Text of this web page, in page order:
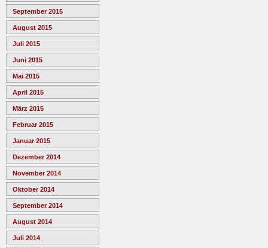
September 2015
August 2015
Juli 2015
Juni 2015
Mai 2015
April 2015
März 2015
Februar 2015
Januar 2015
Dezember 2014
November 2014
Oktober 2014
September 2014
August 2014
Juli 2014